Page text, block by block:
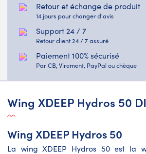
Retour et échange de produit
14 jours pour changer d'avis
Support 24 / 7
Retour client 24 / 7 assuré
Paiement 100% sécurisé
Par CB, Virement, PayPal ou chèque
Wing XDEEP Hydros 50
Wing XDEEP Hydros 50
La wing XDEEP Hydros 50 est la